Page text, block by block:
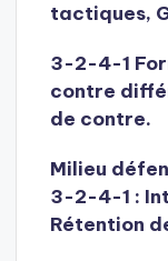
tactiques,
3-2-4-1
contre
de contre.
Milieu
3-2-4-1 :
Rétention